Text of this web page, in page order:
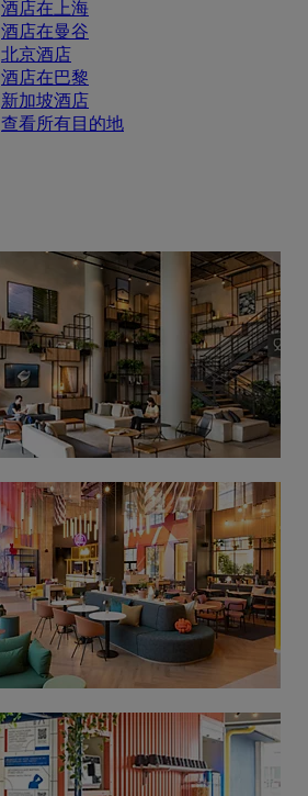
酒店在上海
酒店在曼谷
北京酒店
酒店在巴黎
新加坡酒店
查看所有目的地